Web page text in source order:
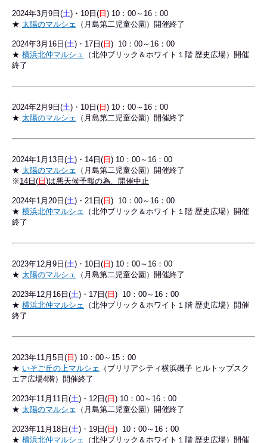
2024年3 月9日(土)・10日(日) 10：00～16：00
★ 太陽のマルシェ （月島第二児童公園）開催終了
2024年3月16日(土)・17日(日) 10：00～16：00
★ 横浜北仲マルシェ
（北仲ブリック＆ホワイト１階 歴史広場）開催
終了
2024年2 月9日(土)・10日(日) 10：00～16：00
★ 太陽のマルシェ （月島第二児童公園）開催終了
2024年1 月13日(土)・14日(日) 10：00～16：00
★ 太陽のマルシェ
（月島第二児童公園）開催終了
※ 14日(日)は悪天候予報の為、開催中止
2024年1月20日(土)・21日(日) 10：00～16：00
★ 横浜北仲マルシェ
（北仲ブリック＆ホワイト１階 歴史広場）開催
終了
2023年12 月9日(土)・10日(日) 10：00～16：00
★ 太陽のマルシェ （月島第二児童公園）開催終了
2023年12月16日(土)・17日(日) 10：00～16：00
★ 横浜北仲マルシェ
（北仲ブリック＆ホワイト１階 歴史広場）開催
終了
2023年11月5日(日) 10：00～15：00
★ いそご丘の上マルシェ
（ブリリアシティ横浜磯子 ヒルトップスク
エア広場4階）開催終了
2023年11 月11日(土)・12日(日) 10：00～16：00
★ 太陽のマルシェ （月島第二児童公園）開催終了
2023年11月18日(土)・19日(日) 10：00～16：00
★ 横浜北仲マルシェ
（北仲ブリック＆ホワイト１階 歴史広場）開催